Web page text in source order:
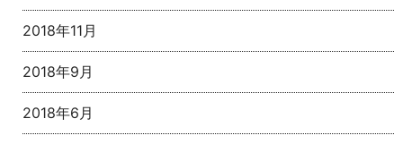
2018年11月
2018年9月
2018年6月